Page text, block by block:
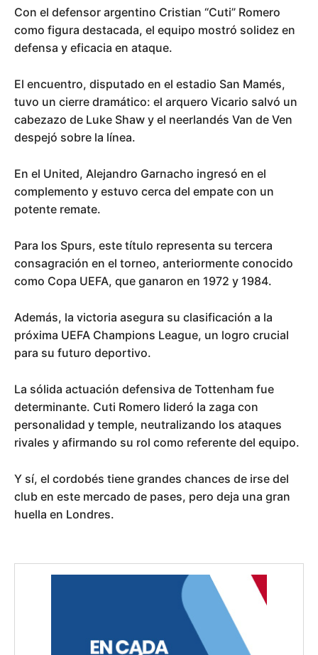
Con el defensor argentino Cristian “Cuti” Romero
como figura destacada, el equipo mostró solidez en
defensa y eficacia en ataque.
El encuentro, disputado en el estadio San Mamés,
tuvo un cierre dramático: el arquero Vicario salvó un
cabezazo de Luke Shaw y el neerlandés Van de Ven
despejó sobre la línea.
En el United, Alejandro Garnacho ingresó en el
complemento y estuvo cerca del empate con un
potente remate.
Para los Spurs, este título representa su tercera
consagración en el torneo, anteriormente conocido
como Copa UEFA, que ganaron en 1972 y 1984.
Además, la victoria asegura su clasificación a la
próxima UEFA Champions League, un logro crucial
para su futuro deportivo.
La sólida actuación defensiva de Tottenham fue
determinante. Cuti Romero lideró la zaga con
personalidad y temple, neutralizando los ataques
rivales y afirmando su rol como referente del equipo.
Y sí, el cordobés tiene grandes chances de irse del
club en este mercado de pases, pero deja una gran
huella en Londres.